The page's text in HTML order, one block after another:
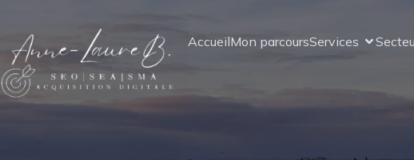
AccueilMon parcoursServices